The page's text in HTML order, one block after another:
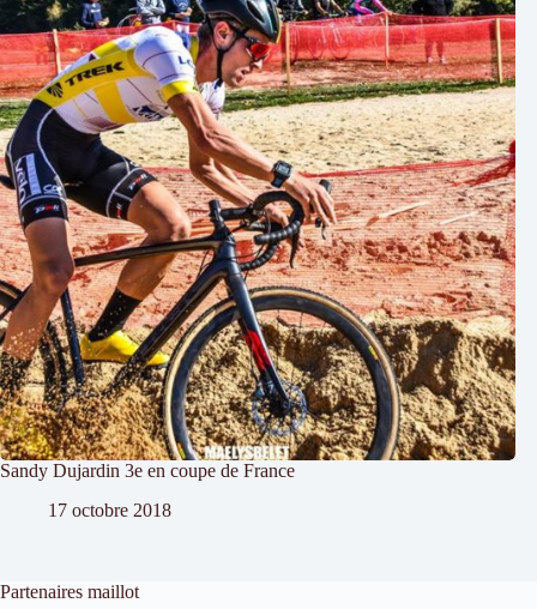
Sandy Dujardin 3e en coupe de France
17 octobre 2018
Partenaires maillot